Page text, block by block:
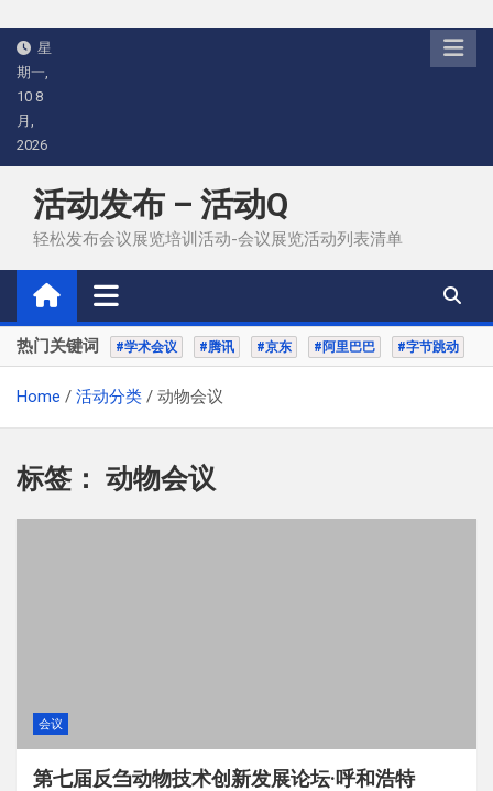
Skip
content
星
期一,
10 8
月,
2026
活动发布 – 活动Q
轻松发布会议展览培训活动-会议展览活动列表清单
热门关键词 #学术会议 #腾讯 #京东 #阿里巴巴 #字节跳动
Home 活动分类 动物会议
标签： 动物会议
会议
第七届反刍动物技术创新发展论坛·呼和浩特